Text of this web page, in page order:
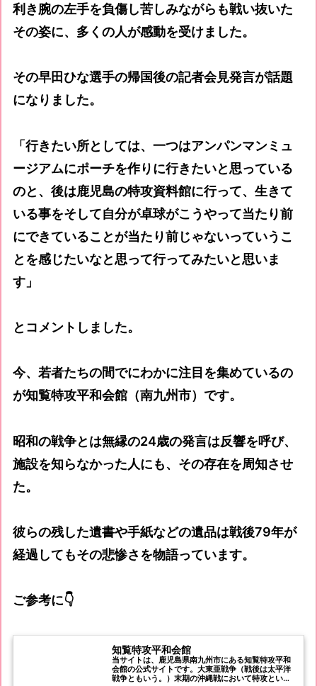
利き腕の左手を負傷し苦しみながらも戦い抜いた
その姿に、多くの人が感動を受けました。
その早田ひな選手の帰国後の記者会見発言が話題
になりました。
「行きたい所としては、一つはアンパンマンミュ
ージアムにポーチを作りに行きたいと思っている
のと、後は鹿児島の特攻資料館に行って、生きて
いる事をそして自分が卓球がこうやって当たり前
にできていることが当たり前じゃないっていうこ
とを感じたいなと思って行ってみたいと思いま
す」
とコメントしました。
今、若者たちの間でにわかに注目を集めているの
が知覧特攻平和会館（南九州市）です。
昭和の戦争とは無縁の24歳の発言は反響を呼び、
施設を知らなかった人にも、その存在を周知させ
た。
彼らの残した遺書や手紙などの遺品は戦後79年が
経過してもその悲惨さを物語っています。
ご参考に👇
知覧特攻平和会館
当サイトは、鹿児島県南九州市にある知覧特攻平和
会館の公式サイトです。大東亜戦争（戦後は太平洋
戦争ともいう。）末期の沖縄戦において特攻という